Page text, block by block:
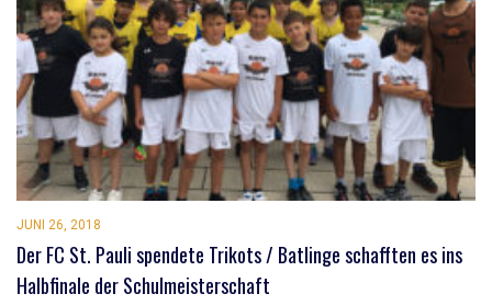
JUNI 26, 2018
Der FC St. Pauli spendete Trikots / Batlinge schafften es ins
Halbfinale der Schulmeisterschaft